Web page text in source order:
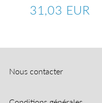
Prix
31,03 EUR
Nous contacter